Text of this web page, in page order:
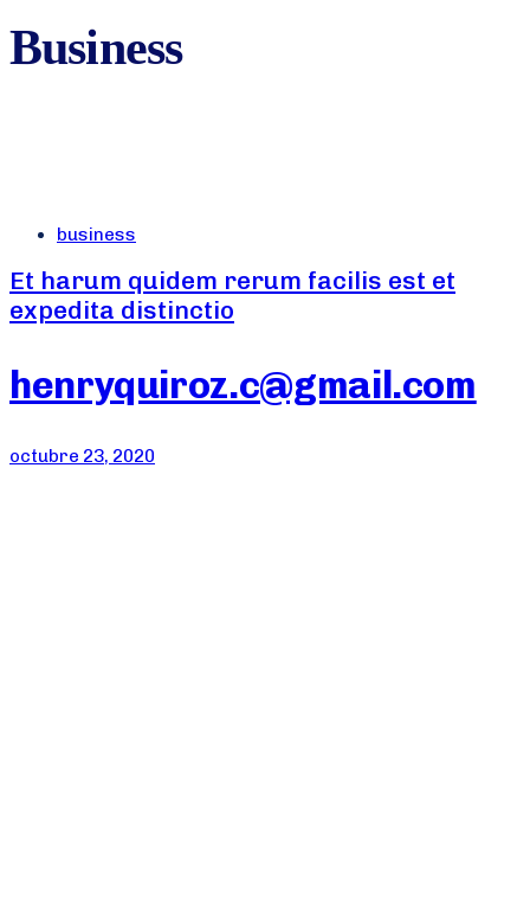
Business
Tags business
Et harum quidem rerum facilis est et
expedita distinctio
henryquiroz.c@gmail.com
octubre 23, 2020